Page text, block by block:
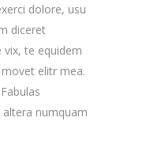
dolore, usu
diceret
vix, te equidem
elitr mea.
numquam